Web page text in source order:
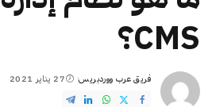
CMS؟
Posted
by
فريق عرب ووردبريس 27 يناير 2021